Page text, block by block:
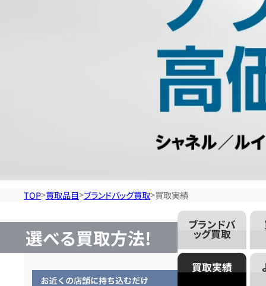
買
取
の
TOP 買取品目 ブランドバッグ買取 買取実績
選べる買取方法!
ブランドバ
ッグ買取
買取実績